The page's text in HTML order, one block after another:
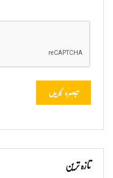
تازہ ترین